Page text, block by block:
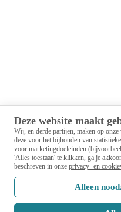
Deze website maakt
Wij, en derde partijen, maken op
deze voor het bijhouden van
voor marketingdoeleinden
'Alles toestaan' te klikken, ga je
beschreven in onzeprivacy- en
Alleen
Sociale
Burgerschap
Gouden Weken
Over ons
Contact